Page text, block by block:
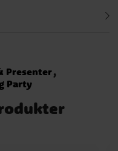
Presenter
Party